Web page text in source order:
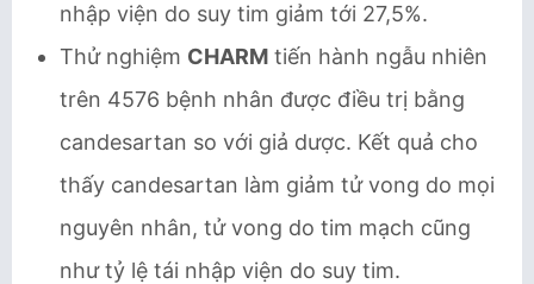
nhập viện do suy tim giảm tới 27,5%.
Thử nghiệm CHARM tiến hành ngẫu nhiên
trên 4576 bệnh nhân được điều trị bằng
candesartan so với giả dược. Kết quả cho
thấy candesartan làm giảm tử vong do mọi
nguyên nhân, tử vong do tim mạch cũng
như tỷ lệ tái nhập viện do suy tim.